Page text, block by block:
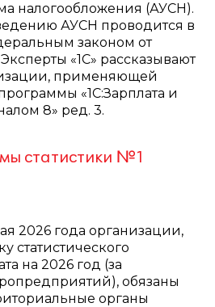
налогообложения (АУСН).
АУСН проводится в
законом от
«1С» рассказывают
применяющей
«1С:Зарплата и
8» ред. 3.
статистики №1
2026 года организации,
статистического
на 2026 год (за
обязаны
органы